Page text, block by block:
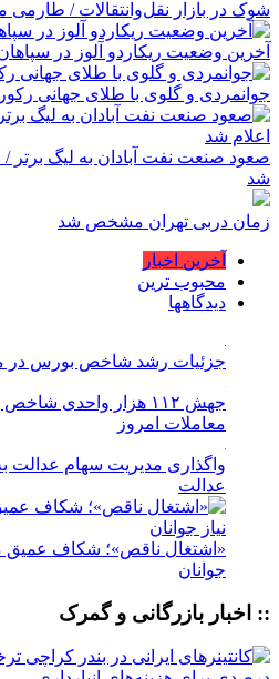
شوک در بازار نقل‌وانتقالات / طارمی
آخرین وضعیت ریکاردو آلوز در
جوانمردی و گلوی با طلای جهانی
صعود صنعت نفت آبادان به لیگ برتر
شد
زمان دربی تهران مشخص شد
آخرین اخبار
محبوب ترین
دیدگاهها
جزئیات رشد شاخص بورس در
جهش ۱۱۲ هزار واحدی
معاملات امروز
واگذاری مدیریت سهام
عدالت
«اشتغال ناقص»؛ شکاف عمیق
جوانان
:: اخبار بازرگانی و گمرک